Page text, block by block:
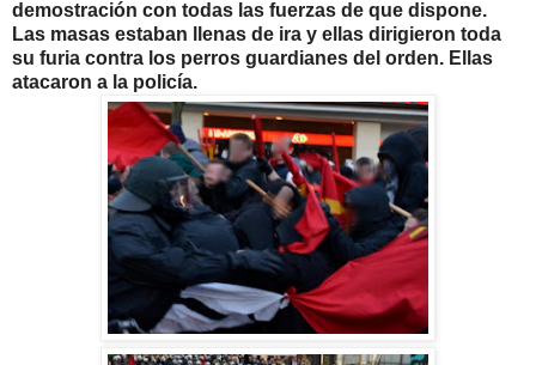
demostración con todas las fuerzas de que dispone.
Las masas estaban llenas de ira y ellas dirigieron toda
su furia contra los perros guardianes del orden. Ellas
atacaron a la policía.